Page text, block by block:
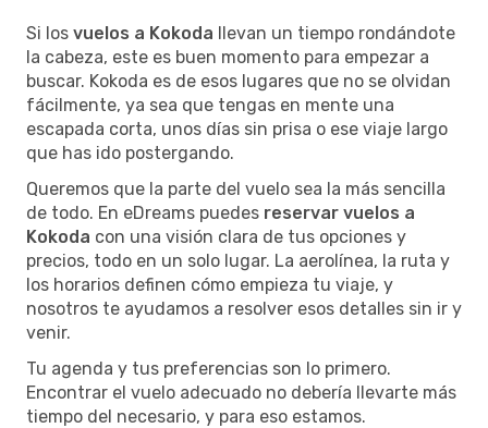
Si los vuelos a Kokoda llevan un tiempo rondándote
la cabeza, este es buen momento para empezar a
buscar. Kokoda es de esos lugares que no se olvidan
fácilmente, ya sea que tengas en mente una
escapada corta, unos días sin prisa o ese viaje largo
que has ido postergando.
Queremos que la parte del vuelo sea la más sencilla
de todo. En eDreams puedes reservar vuelos a
Kokoda con una visión clara de tus opciones y
precios, todo en un solo lugar. La aerolínea, la ruta y
los horarios definen cómo empieza tu viaje, y
nosotros te ayudamos a resolver esos detalles sin ir y
venir.
Tu agenda y tus preferencias son lo primero.
Encontrar el vuelo adecuado no debería llevarte más
tiempo del necesario, y para eso estamos.